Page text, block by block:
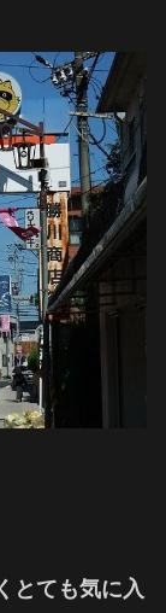
とても気に入